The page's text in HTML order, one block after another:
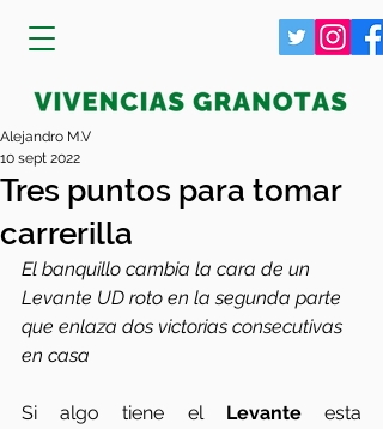
Tres puntos para tomar
carrerilla
Alejandro M.V
10 sept 2022
El banquillo cambia la cara de un
Levante UD roto en la segunda parte
que enlaza dos victorias consecutivas
en casa
Si algo tiene el Levante esta